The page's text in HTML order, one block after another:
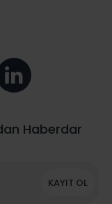
Haberdar
KAYIT OL